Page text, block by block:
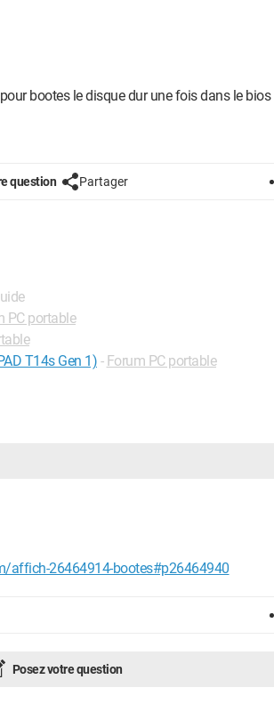
bootes le disque dur une fois dans le bios
question Partager
PC portable
T14s Gen 1) - Forum PC portable
affich-26464914-bootes#p26464940
Posez votre question